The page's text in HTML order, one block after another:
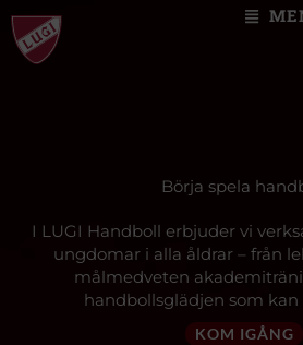
Skip
to
content
Börja spela
I LUGI Handboll erbjuder vi
ungdomar i alla åldrar – från
målmedveten
handbollsglädjen som kan
KOM IGÅNG